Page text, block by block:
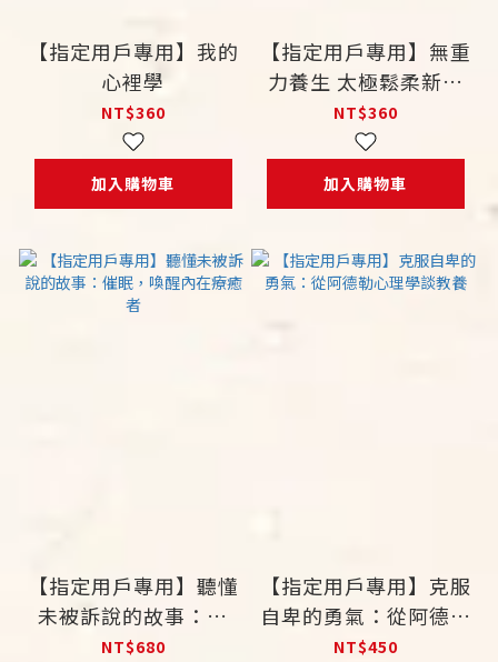
【指定用戶專用】我的
心裡學
NT$360
加入購物車
【指定用戶專用】無重
力養生 太極鬆柔新生
活：從生理、心理到心
靈的徹底活化
NT$360
加入購物車
【指定用戶專用】聽懂
未被訴說的故事：催
眠，喚醒內在療癒者
NT$680
【指定用戶專用】克服
自卑的勇氣：從阿德勒
心理學談教養
NT$450